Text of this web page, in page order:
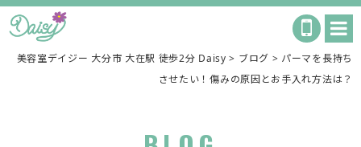
美容室デイジー 大分市 大在駅 徒歩2分 Daisy > ブログ > パーマを長持ち
させたい！傷みの原因とお手入れ方法は？